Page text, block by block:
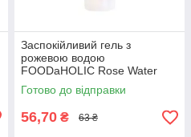
Заспокійливий гель з
рожевою водою
FOODaHOLIC Rose Water
Soothing Gel 100 мл
Готово до відправки
56,70 ₴ 63 ₴